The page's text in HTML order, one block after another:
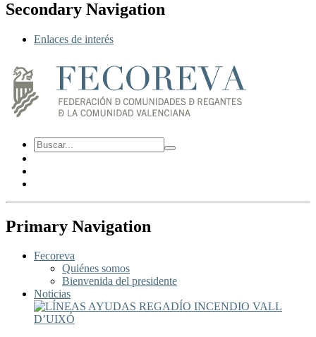
Secondary Navigation
Enlaces de interés
Primary Navigation
Fecoreva
Quiénes somos
Bienvenida del presidente
Noticias